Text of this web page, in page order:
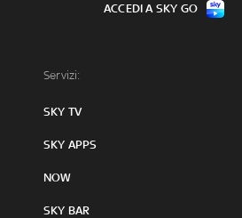
Servizi:
SKY TV
SKY APPS
NOW
SKY BAR
ACCEDI A SKY GO